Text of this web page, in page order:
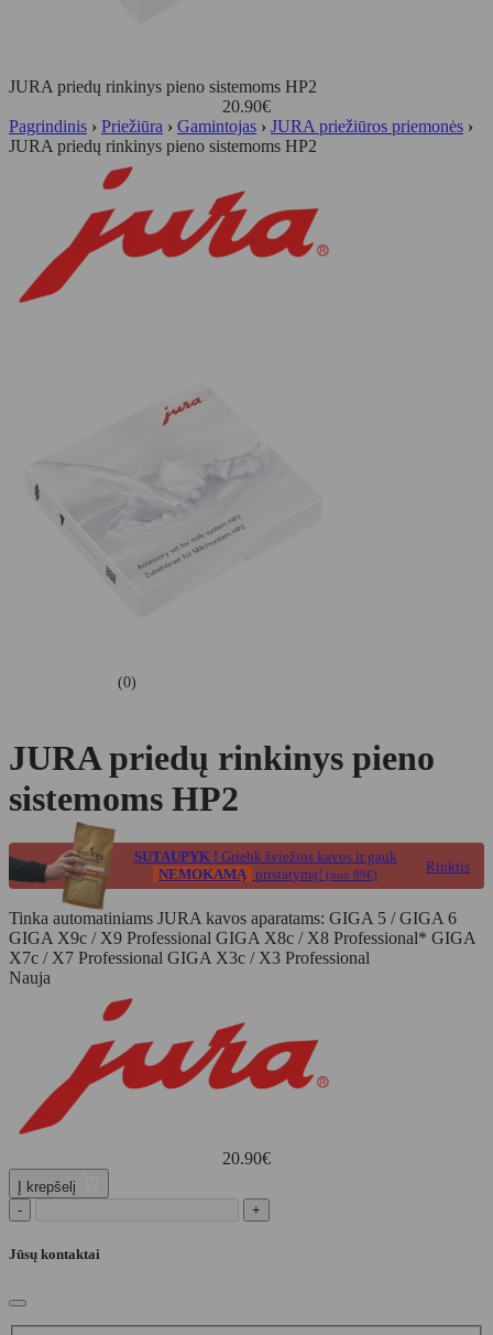
JURA priedų rinkinys pieno sistemoms HP2
20.90€
Pagrindinis › Priežiūra › Gamintojas › JURA priežiūros priemonės ›
JURA priedų rinkinys pieno sistemoms HP2
(0)
JURA priedų rinkinys pieno
sistemoms HP2
SUTAUPYK ! Griebk šviežios kavos ir gauk
NEMOKAMĄ pristatymą! (nuo 89€) Rinktis
Tinka automatiniams JURA kavos aparatams: GIGA 5 / GIGA 6
GIGA X9c / X9 Professional GIGA X8c / X8 Professional* GIGA
X7c / X7 Professional GIGA X3c / X3 Professional
Nauja
20.90€
Į krepšelį
-
+
Jūsų kontaktai